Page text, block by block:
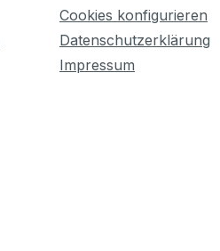
Cookies konfigurieren
Datenschutzerklärung
Impressum